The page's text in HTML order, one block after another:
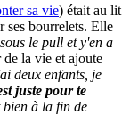
sa vie) était au lit
ses bourrelets. Elle
le pull et y'en a
la vie et ajoute
deux enfants, je
juste pour te
bien à la fin de